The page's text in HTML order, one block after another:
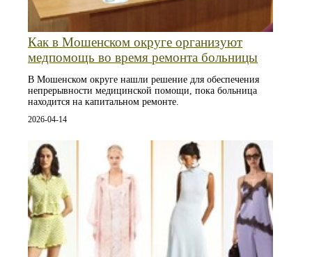
Как в Мошенском округе организуют
медпомощь во время ремонта больницы
В Мошенском округе нашли решение для обеспечения
непрерывности медицинской помощи, пока больница
находится на капитальном ремонте.
2026-04-14